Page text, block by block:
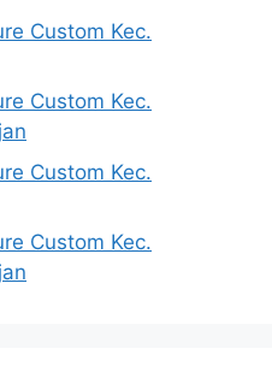
Custom Kec.
Custom Kec.
Custom Kec.
Custom Kec.